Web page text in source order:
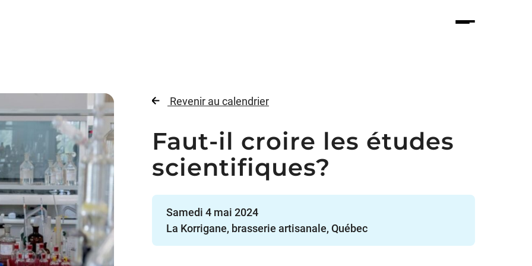
Revenir au calendrier
Faut-il croire les études
scientifiques?
Samedi 4 mai 2024
La Korrigane, brasserie artisanale, Québec